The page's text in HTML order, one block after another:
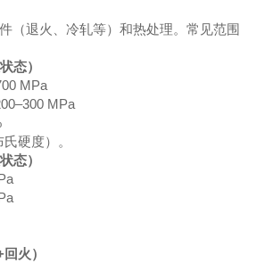
（退火、冷轧等）和热处理。常见范围
态）
MPa
MPa
硬度）。
态）
火）